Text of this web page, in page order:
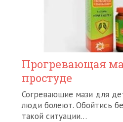
Прогревающая
простуде
Согревающие мази для
люди болеют. Обойтись
такой ситуации…